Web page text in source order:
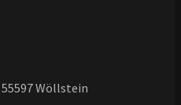
Wöllstein